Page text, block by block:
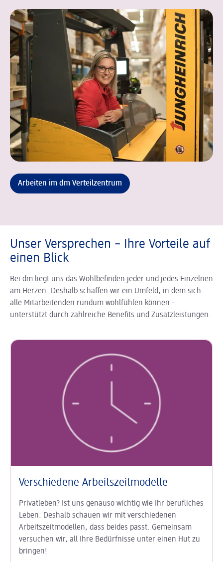
Arbeiten im dm Verteilzentrum
Unser Versprechen – Ihre Vorteile auf
einen Blick
Bei dm liegt uns das Wohlbefinden jeder und jedes Einzelnen
am Herzen. Deshalb schaffen wir ein Umfeld, in dem sich
alle Mitarbeitenden rundum wohlfühlen können –
unterstützt durch zahlreiche Benefits und Zusatzleistungen.
Verschiedene Arbeitszeitmodelle
Privatleben? Ist uns genauso wichtig wie Ihr berufliches
Leben. Deshalb schauen wir mit verschiedenen
Arbeitszeitmodellen, dass beides passt. Gemeinsam
versuchen wir, all Ihre Bedürfnisse unter einen Hut zu
bringen!